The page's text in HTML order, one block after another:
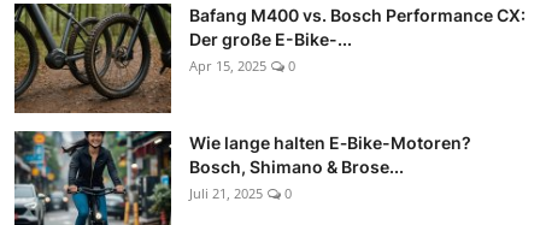
Bafang M400 vs. Bosch Performance CX:
Der große E-Bike-...
Apr 15, 2025 0
Wie lange halten E‑Bike-Motoren?
Bosch, Shimano & Brose...
Juli 21, 2025 0